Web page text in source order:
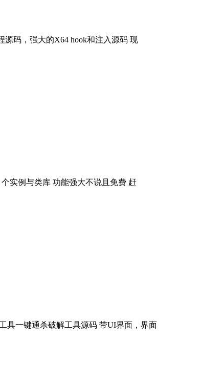
源码，强大的X64 hook和注入源码 现
实例与类库 功能强大不说且免费 赶
具一键通杀破解工具源码 带UI界面，界面